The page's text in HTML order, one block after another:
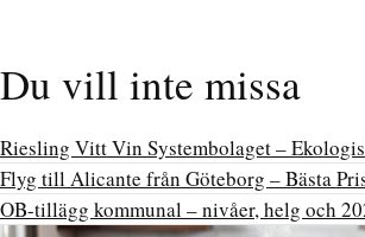
Du vill inte missa
Riesling Vitt Vin Systembolaget –
Flyg till Alicante från Göteborg – Bästa
OB-tillägg kommunal – nivåer, helg och